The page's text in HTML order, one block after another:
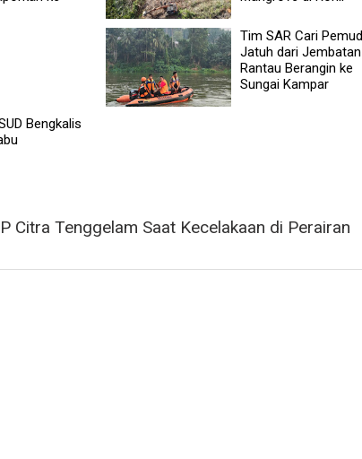
Tim SAR Cari
Jatuh dari Jembatan
Rantau Berangin ke
Sungai Kampar
Bengkalis
Citra Tenggelam Saat Kecelakaan di Perairan